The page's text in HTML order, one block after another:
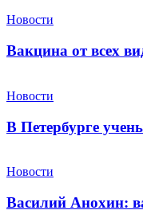
Новости
Вакцина от всех
Новости
В Петербурге
Новости
Василий Анохин: